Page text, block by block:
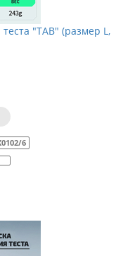
"TAB" (размер L,
6